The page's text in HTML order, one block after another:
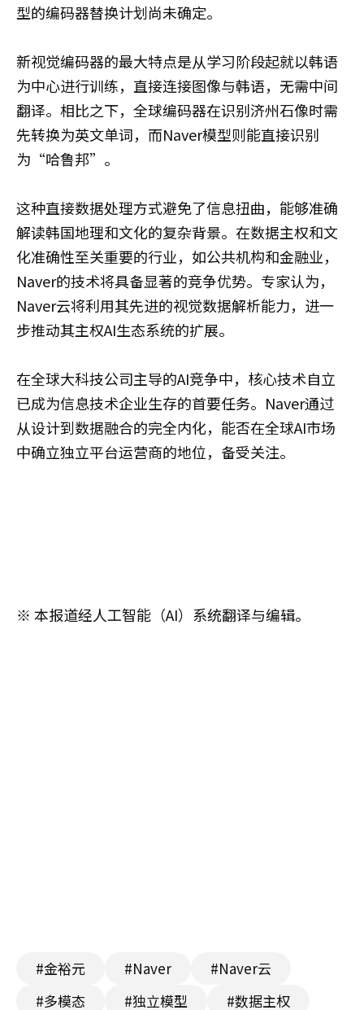
型的编码器替换计划尚未确定。
新视觉编码器的最大特点是从学习阶段起就以韩语
为中心进行训练，直接连接图像与韩语，无需中间
翻译。相比之下，全球编码器在识别济州石像时需
先转换为英文单词，而Naver模型则能直接识别
为“哈鲁邦”。
这种直接数据处理方式避免了信息扭曲，能够准确
解读韩国地理和文化的复杂背景。在数据主权和文
化准确性至关重要的行业，如公共机构和金融业，
Naver的技术将具备显著的竞争优势。专家认为，
Naver云将利用其先进的视觉数据解析能力，进一
步推动其主权AI生态系统的扩展。
在全球大科技公司主导的AI竞争中，核心技术自立
已成为信息技术企业生存的首要任务。Naver通过
从设计到数据融合的完全内化，能否在全球AI市场
中确立独立平台运营商的地位，备受关注。
※ 本报道经人工智能（AI）系统翻译与编辑。
#金裕元 #Naver
#Naver云
#多模态
#独立模型
#数据主权